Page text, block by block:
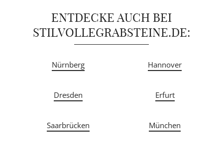
ENTDECKE AUCH BEI
STILVOLLEGRABSTEINE.DE:
Nürnberg Hannover
Dresden Erfurt
Saarbrücken München